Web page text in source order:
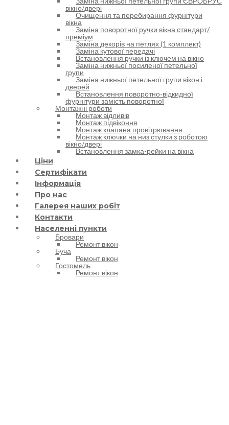
вікно/двері
Очищення та перебирання фурнітури
вікна
Заміна поворотної ручки вікна стандарт/
преміум
Заміна декорів на петлях (1 комплект)
Заміна кутової передачі
Встановлення ручки із ключем на вікно
Заміна нижньої посиленої петельної
групи
Заміна нижньої петельної групи вікон і
дверей
Встановлення поворотно-відкидної
фурнітури замість поворотної
Монтажні роботи
Монтаж відливів
Монтаж підвіконня
Монтаж клапана провітрювання
Монтаж ключки на низ стулки з роботою
вікно/двері
Встановлення замка-рейки на вікна
Ціни
Сертифікати
Інформація
Про нас
Галерея наших робіт
Контакти
Населенні пункти
Бровари
Ремонт вікон
Буча
Ремонт вікон
Гостомель
Ремонт вікон